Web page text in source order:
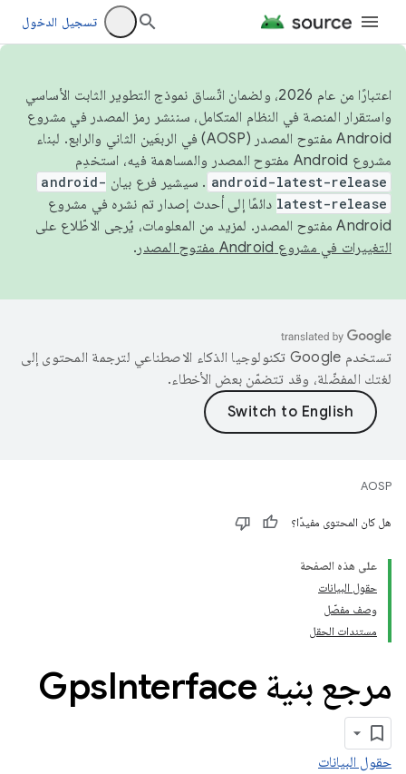
تسجيل الدخول
اعتبارًا من عام 2026، ولضمان اتّساق نموذج التطوير الثابت الأساسي
واستقرار المنصة في النظام المتكامل، سننشر رمز المصدر في مشروع
Android مفتوح المصدر (AOSP) في الربعَين الثاني والرابع. لبناء
مشروع Android مفتوح المصدر والمساهمة فيه، استخدِم
android-latest-release . سيشير فرع بيان android-
latest-release دائمًا إلى أحدث إصدار تم نشره في مشروع
Android مفتوح المصدر. لمزيد من المعلومات، يُرجى الاطّلاع على
التغييرات في مشروع Android مفتوح المصدر
.
تستخدم Google تكنولوجيا الذكاء الاصطناعي لترجمة المحتوى إلى
لغتك المفضّلة، وقد تتضمّن بعض الأخطاء.
AOSP
هل كان المحتوى مفيدًا؟
على هذه الصفحة
حقول البيانات
وصف مفصّل
مستندات الحقل
مرجع بنية Gps Interface
حقول البيانات